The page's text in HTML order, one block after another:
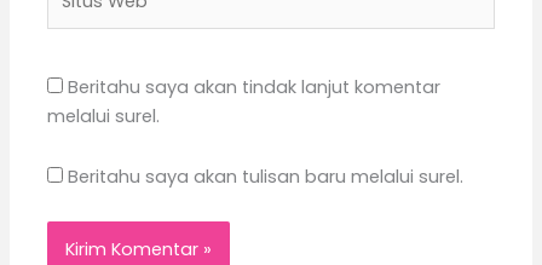
Web
Beritahu saya akan tindak lanjut komentar
melalui surel.
Beritahu saya akan tulisan baru melalui surel.